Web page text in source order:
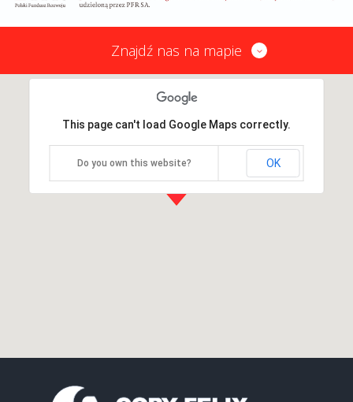
Znajdź nas na mapie
This page can't load Google Maps correctly.
Do you own this website? OK